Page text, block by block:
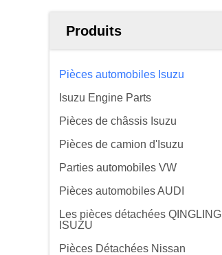
Produits
Pièces automobiles Isuzu
Isuzu Engine Parts
Pièces de châssis Isuzu
Pièces de camion d'Isuzu
Parties automobiles VW
Pièces automobiles AUDI
Les pièces détachées QINGLING
ISUZU
Pièces Détachées Nissan